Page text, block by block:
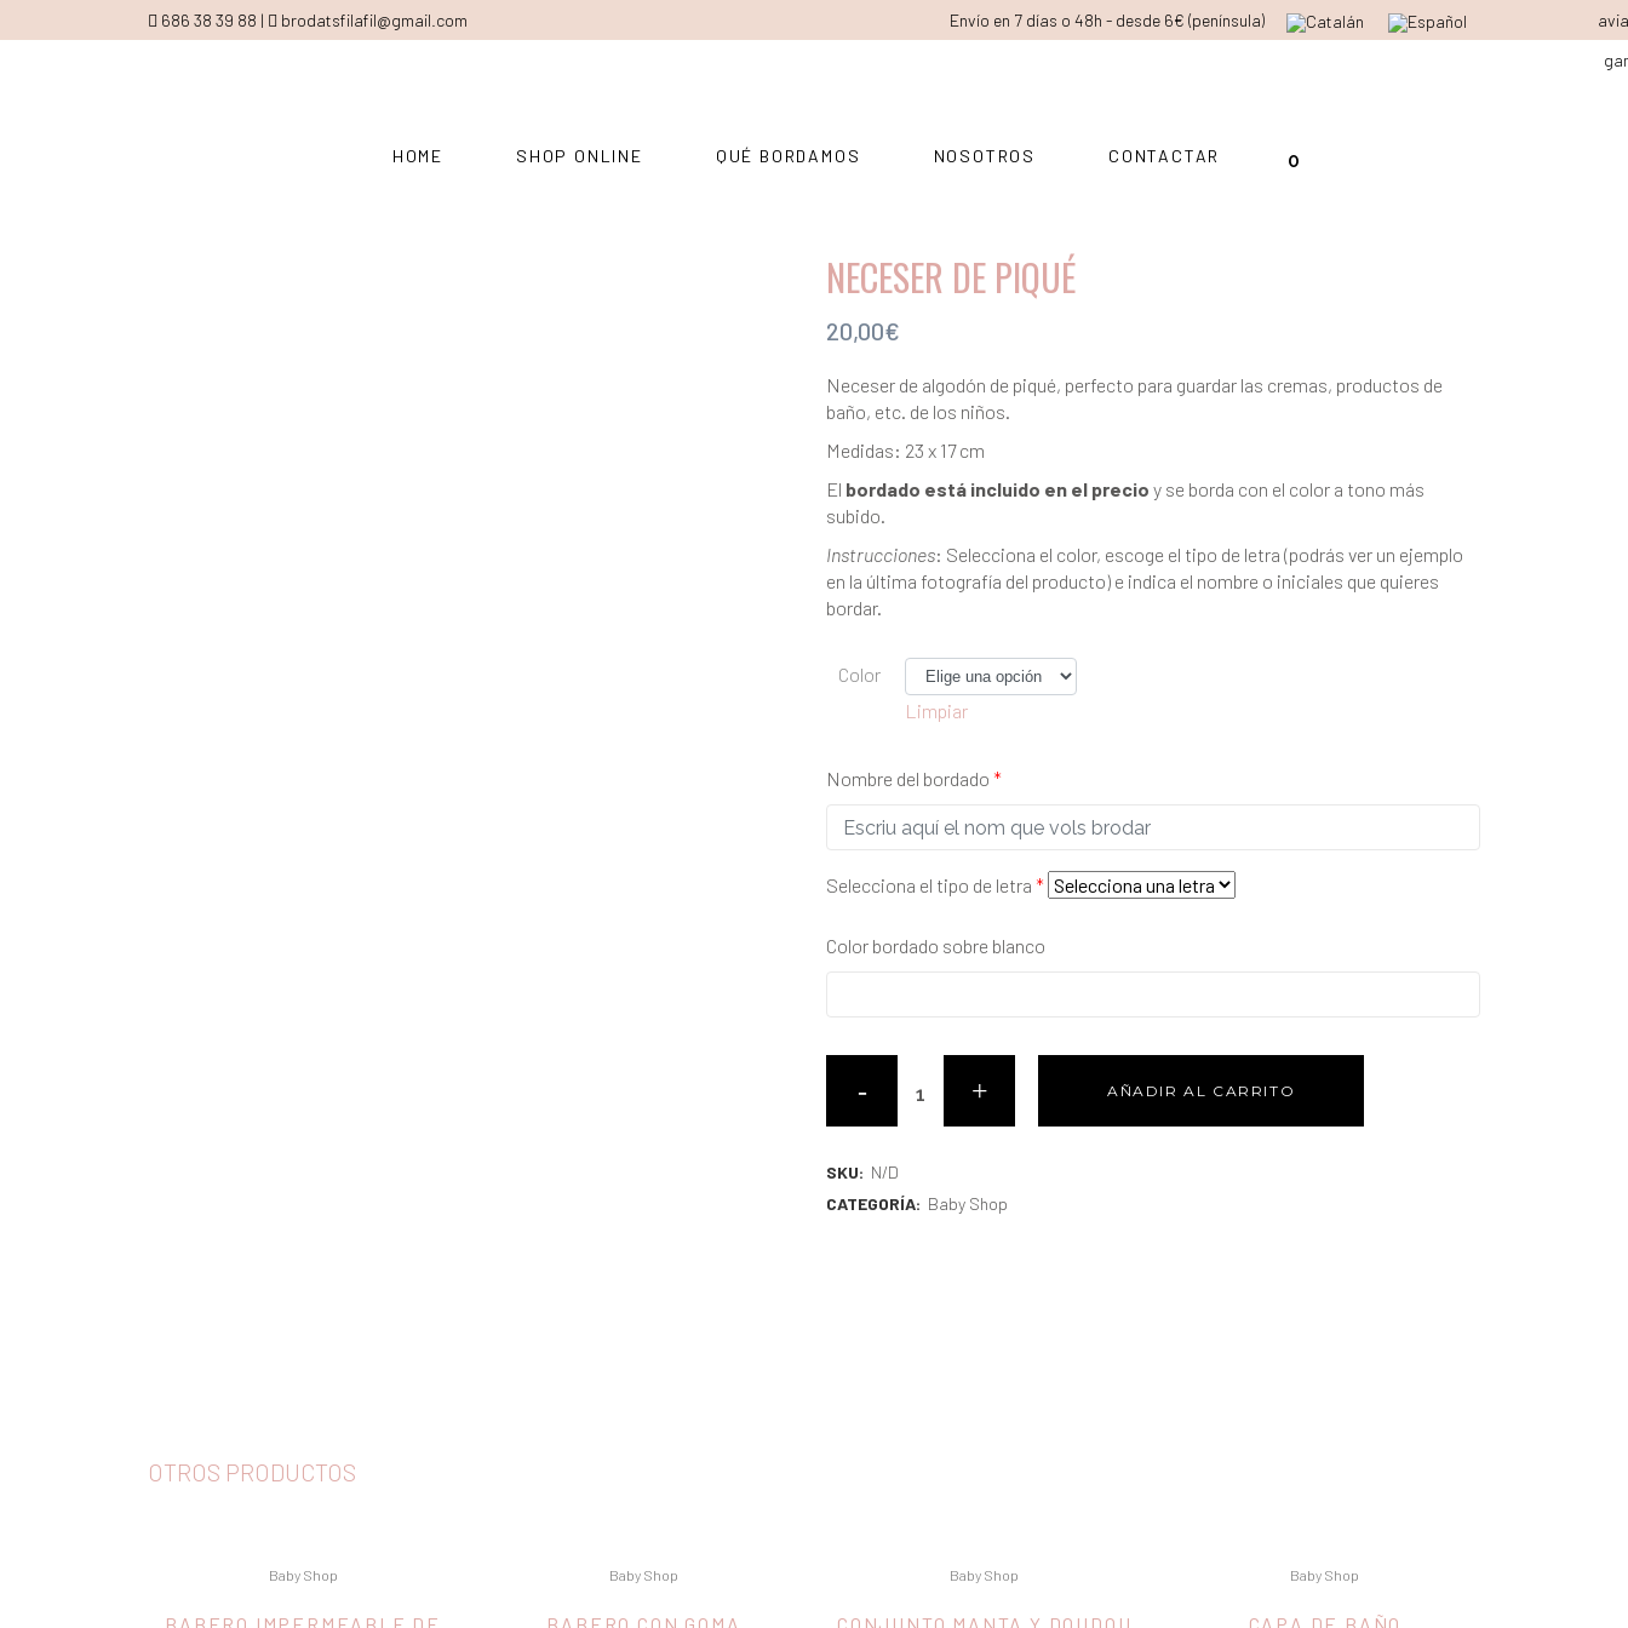
686 38 39 88 | brodatsfilafil@gmail.com Envío en 7 días o 48h - desde 6€ (península)
HOME SHOP ONLINE QUÉ BORDAMOS NOSOTROS CONTACTAR 0
NECESER DE PIQUÉ
20,00€
Neceser de algodón de piqué, perfecto para guardar las cremas, productos de
baño, etc. de los niños.
Medidas: 23 x 17 cm
El bordado está incluido en el precio y se borda con el color a tono más
subido.
Instrucciones: Selecciona el color, escoge el tipo de letra (podrás ver un ejemplo
en la última fotografía del producto) e indica el nombre o iniciales que quieres
bordar.
Color
Limpiar
Nombre del bordado *
Selecciona el tipo de letra *
Color bordado sobre blanco
AÑADIR AL CARRITO
SKU: N/D
CATEGORÍA: Baby Shop
OTROS PRODUCTOS
Baby Shop Baby Shop Baby Shop Baby Shop